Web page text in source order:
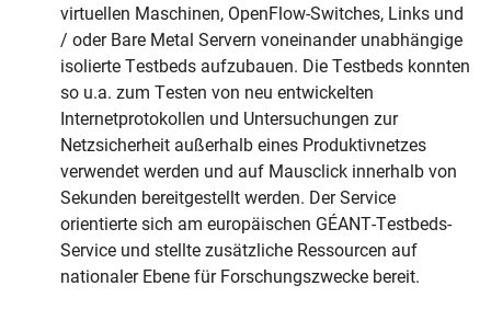
virtuellen Maschinen, OpenFlow-Switches, Links und
/ oder Bare Metal Servern voneinander unabhängige
isolierte Testbeds aufzubauen. Die Testbeds konnten
so u.a. zum Testen von neu entwickelten
Internetprotokollen und Untersuchungen zur
Netzsicherheit außerhalb eines Produktivnetzes
verwendet werden und auf Mausclick innerhalb von
Sekunden bereitgestellt werden. Der Service
orientierte sich am europäischen GÉANT-Testbeds-
Service und stellte zusätzliche Ressourcen auf
nationaler Ebene für Forschungszwecke bereit.